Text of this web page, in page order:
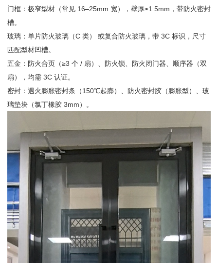
门框：极窄型材（常见 16–25mm 宽），壁厚≥1.5mm，带防火密封
槽。
玻璃：单片防火玻璃（C 类） 或复合防火玻璃，带 3C 标识，尺寸
匹配型材凹槽。
五金：防火合页（≥3 个 / 扇）、防火锁、防火闭门器、顺序器（双
扇），均需 3C 认证。
密封：遇火膨胀密封条（150℃起膨）、防火密封胶（膨胀型）、玻
璃垫块（氯丁橡胶 3mm）。